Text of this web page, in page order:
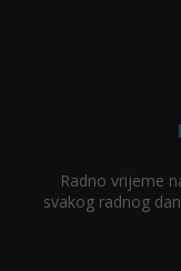
Radno vrijeme
svakog radnog